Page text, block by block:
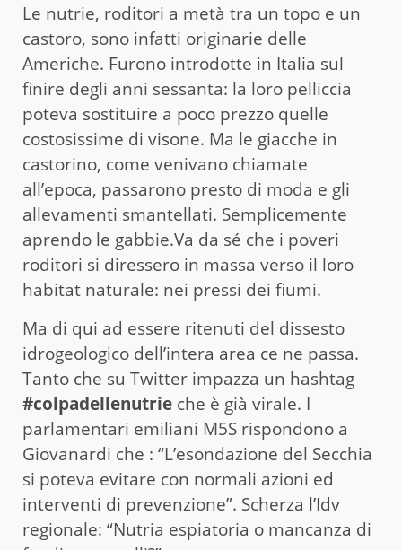
Le nutrie, roditori a metà tra un topo e un
castoro, sono infatti originarie delle
Americhe. Furono introdotte in Italia sul
finire degli anni sessanta: la loro pelliccia
poteva sostituire a poco prezzo quelle
costosissime di visone. Ma le giacche in
castorino, come venivano chiamate
all’epoca, passarono presto di moda e gli
allevamenti smantellati. Semplicemente
aprendo le gabbie.Va da sé che i poveri
roditori si diressero in massa verso il loro
habitat naturale: nei pressi dei fiumi.
Ma di qui ad essere ritenuti del dissesto
idrogeologico dell’intera area ce ne passa.
Tanto che su Twitter impazza un hashtag
#colpadellenutrie che è già virale. I
parlamentari emiliani M5S rispondono a
Giovanardi che : “L’esondazione del Secchia
si poteva evitare con normali azioni ed
interventi di prevenzione”. Scherza l’Idv
regionale: “Nutria espiatoria o mancanza di